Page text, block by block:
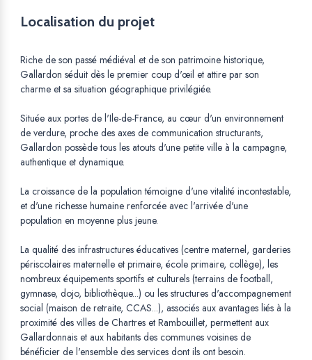
Localisation du projet
Riche de son passé médiéval et de son patrimoine historique,
Gallardon séduit dès le premier coup d'œil et attire par son
charme et sa situation géographique privilégiée.
Située aux portes de l'Ile-de-France, au cœur d'un environnement
de verdure, proche des axes de communication structurants,
Gallardon possède tous les atouts d'une petite ville à la campagne,
authentique et dynamique.
La croissance de la population témoigne d'une vitalité incontestable,
et d'une richesse humaine renforcée avec l'arrivée d'une
population en moyenne plus jeune.
La qualité des infrastructures éducatives (centre maternel, garderies
périscolaires maternelle et primaire, école primaire, collège), les
nombreux équipements sportifs et culturels (terrains de football,
gymnase, dojo, bibliothèque...) ou les structures d'accompagnement
social (maison de retraite, CCAS...), associés aux avantages liés à la
proximité des villes de Chartres et Rambouillet, permettent aux
Gallardonnais et aux habitants des communes voisines de
bénéficier de l'ensemble des services dont ils ont besoin.